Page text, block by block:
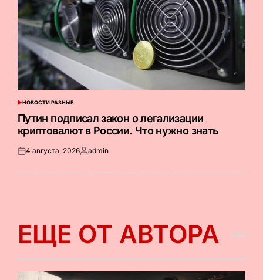
ОПУБЛИКОВАНО
В
НОВОСТИ РАЗНЫЕ
Путин подписал закон о легализации
криптовалют в России. Что нужно знать
Опубликовано
4 августа, 2026Запись
admin
ЕЩЕ ОТ АВТОРА